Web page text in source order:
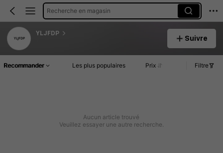
Recherche en magasin
YLJFDP
Suivre
Recommander Les plus populaires Prix Filtre
Aucun article trouvé
Veuillez essayer une autre recherche.